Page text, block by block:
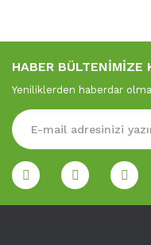
HABER BÜLTENİMİZE
Yeniliklerden haberdar